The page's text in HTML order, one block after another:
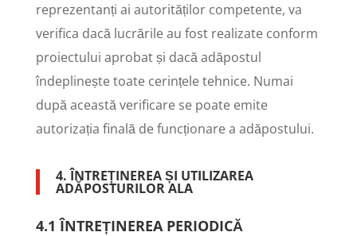
reprezentanți ai autorităților competente, va
verifica dacă lucrările au fost realizate conform
proiectului aprobat și dacă adăpostul
îndeplinește toate cerințele tehnice. Numai
după această verificare se poate emite
autorizația finală de funcționare a adăpostului.
4. ÎNTREȚINEREA ȘI UTILIZAREA
ADĂPOSTURILOR ALA
4.1 ÎNTREȚINEREA PERIODICĂ